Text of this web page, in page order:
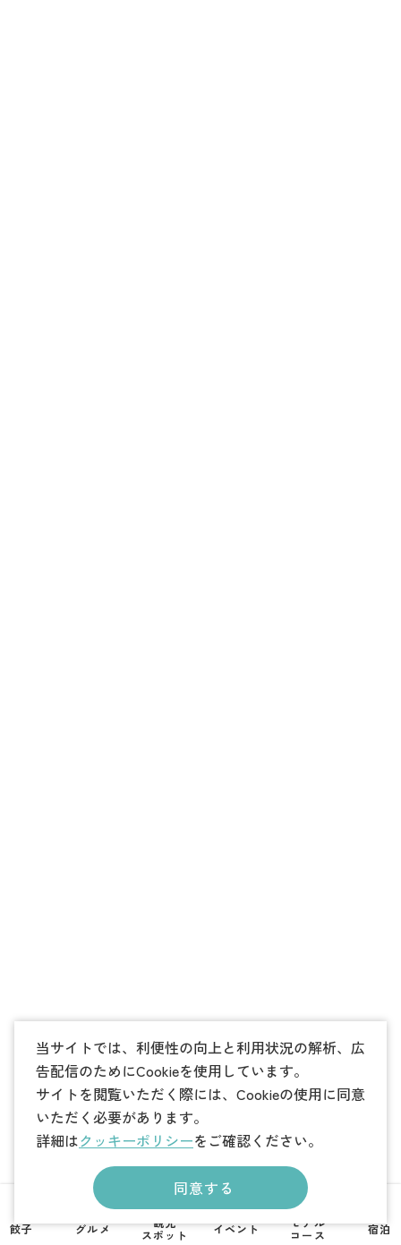
当サイトでは、利便性の向上と利用状況の解析、広
告配信のためにCookieを使用しています。
サイトを閲覧いただく際には、Cookieの使用に同意
いただく必要があります。
詳細はクッキーポリシーをご確認ください。
同意する